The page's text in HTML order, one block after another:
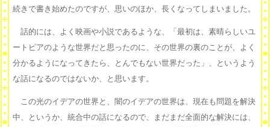
続きで書き始めたのですが、思いのほか、長くなってしまいました。
話的には、よく映画や小説であるような、「最初は、素晴らしいユ
ートピアのような世界だと思ったのに、その世界の裏のことが、よく
分かるようになってきたら、とんでもない世界だった」、というよう
な話になるのではないか、と思います。
この光のイデアの世界と、闇のイデアの世界は、現在も問題を解決
中、というか、統合中の話になるので、まだまだ全面的な解決には、